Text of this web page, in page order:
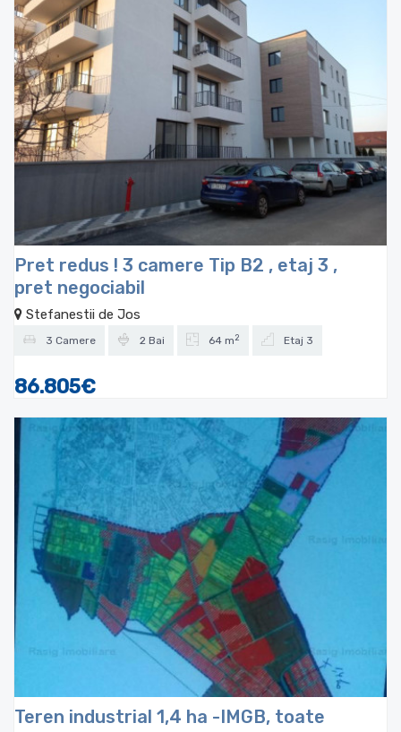
Pret redus ! 3 camere Tip B2 , etaj 3 ,
pret negociabil
Stefanestii de Jos
3 Camere 2 Bai 64 m 2 Etaj 3
86.805€
Teren industrial 1,4 ha -IMGB, toate